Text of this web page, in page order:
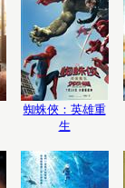
蜘蛛俠：英雄重
生